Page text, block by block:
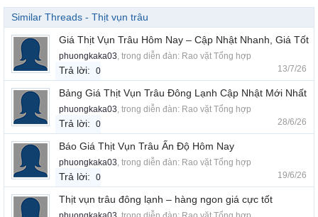
Similar Threads - Thịt vụn trâu
Giá Thịt Vụn Trâu Hôm Nay – Cập Nhật Nhanh, Giá Tốt
phuongkaka03, trong diễn đàn: Rao vặt Tổng hợp
Trả lời: 0 13/7/26
Bảng Giá Thịt Vụn Trâu Đông Lạnh Cập Nhật Mới Nhất
phuongkaka03, trong diễn đàn: Rao vặt Tổng hợp
Trả lời: 0 28/6/26
Báo Giá Thịt Vụn Trâu Ấn Độ Hôm Nay
phuongkaka03, trong diễn đàn: Rao vặt Tổng hợp
Trả lời: 0 19/6/26
Thịt vụn trâu đông lạnh – hàng ngon giá cực tốt